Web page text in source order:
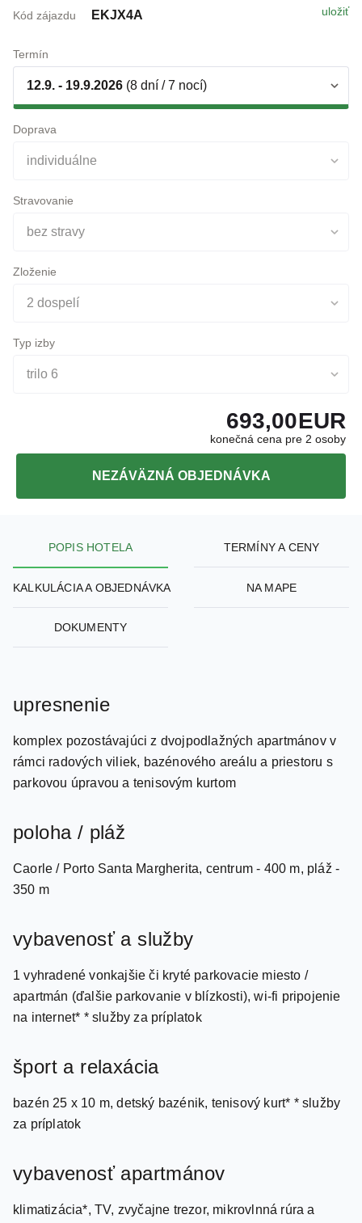
uložiť
Kód zájazdu EKJX4A
Termín
12.9. - 19.9.2026 (8 dní / 7 nocí)
Doprava
individuálne
Stravovanie
bez stravy
Zloženie
2 dospelí
Typ izby
trilo 6
konečná cena pre 2 osoby
693,00EUR
NEZÁVÄZNÁ OBJEDNÁVKA
POPIS HOTELA TERMÍNY A CENY
KALKULÁCIA A OBJEDNÁVKA NA MAPE
DOKUMENTY
upresnenie
komplex pozostávajúci z dvojpodlažných apartmánov v
rámci radových viliek, bazénového areálu a priestoru s
parkovou úpravou a tenisovým kurtom
poloha / pláž
Caorle / Porto Santa Margherita, centrum - 400 m, pláž -
350 m
vybavenosť a služby
1 vyhradené vonkajšie či kryté parkovacie miesto /
apartmán (ďalšie parkovanie v blízkosti), wi-fi pripojenie
na internet* * služby za príplatok
šport a relaxácia
bazén 25 x 10 m, detský bazénik, tenisový kurt* * služby
za príplatok
vybavenosť apartmánov
klimatizácia*, TV, zvyčajne trezor, mikrovlnná rúra a